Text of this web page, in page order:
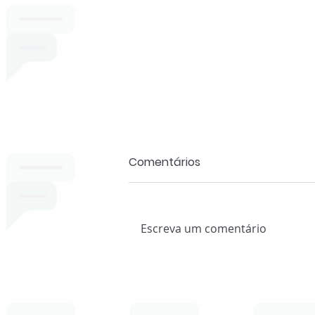
Comentários
Escreva um comentário